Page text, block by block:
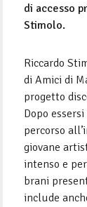
di accesso
Stimolo.
Riccardo
di Amici di
progetto
Dopo
percorso
giovane
intenso e
brani
include